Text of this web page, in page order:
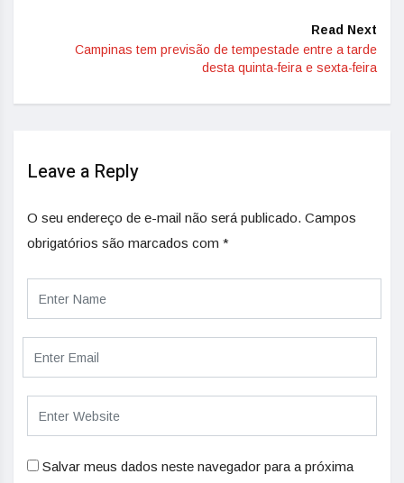
Read Next
Campinas tem previsão de tempestade entre a tarde
desta quinta-feira e sexta-feira
Leave a Reply
O seu endereço de e-mail não será publicado. Campos
obrigatórios são marcados com *
Salvar meus dados neste navegador para a próxima